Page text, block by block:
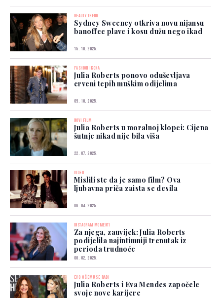
BEAUTY TREND
Sydney Sweeney otkriva novu nijansu
banoffee plave i kosu dužu nego ikad
15. 10. 2025.
FASHION IKONA
Julia Roberts ponovo oduševljava
crveni tepih muškim odijelima
09. 10. 2025.
NOVI FILM
Julia Roberts u moralnoj klopci: Cijena
šutnje nikad nije bila viša
22. 07. 2025.
VIDEO
Mislili ste da je samo film? Ova
ljubavna priča zaista se desila
06. 04. 2025.
INSTAGRAM MOMENTI
Za njega, zauvijek: Julia Roberts
podijelila najintimniji trenutak iz
perioda trudnoće
06. 02. 2025.
EVO O ČEMU SE RADI
Julia Roberts i Eva Mendes započele
svoje nove karijere